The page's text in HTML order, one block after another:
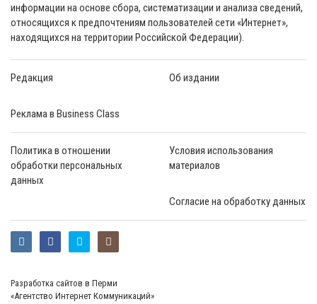
информации на основе сбора, систематизации и анализа сведений,
относящихся к предпочтениям пользователей сети «Интернет»,
находящихся на территории Российской Федерации).
Редакция Об издании
Реклама в Business Class
Политика в отношении
обработки персональных
данных
Условия использования
материалов
Согласие на обработку данных
Разработка сайтов в Перми
«Агентство Интернет Коммуникаций»